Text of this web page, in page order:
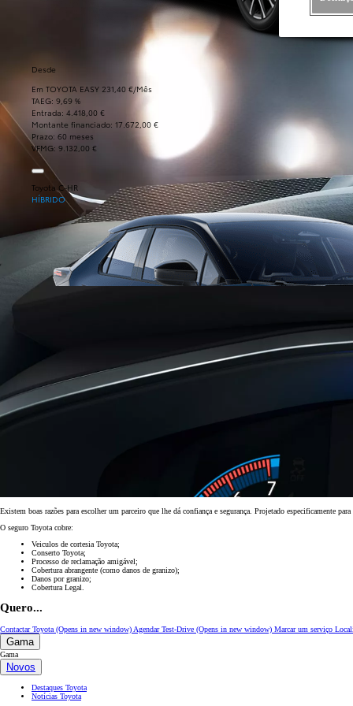
Desde
Em TOYOTA EASY 231,40 €/Mês
TAEG: 9,69 %
Entrada: 4.418,00 €
Montante financiado: 17.672,00 €
Prazo: 60 meses
VFMG: 9.132,00 €
Toyota C-HR
HÍBRIDO
Desde
Em TOYOTA EASY 312,55 €/Mês
TAEG: 9,13 %
Entrada: 6.766,00 €
Montante financiado: 27.064,00 €
Prazo: 60 meses
VFMG: 16.937,00 €
Corolla Touring Sports
HÍBRIDO
Existem boas razões para escolher um parceiro que lhe dá confiança e segurança. Projetado especificamente
O seguro Toyota cobre:
Veiculos de cortesia Toyota;
Conserto Toyota;
Processo de reclamação amigável;
Cobertura abrangente (como danos de granizo);
Danos por granizo;
Cobertura Legal.
Quero...
Contactar Toyota (Opens in new window) Agendar Test-Drive (Opens in new window) Marcar um serviço
Gama
Gama
Novos
Destaques Toyota
Notícias Toyota